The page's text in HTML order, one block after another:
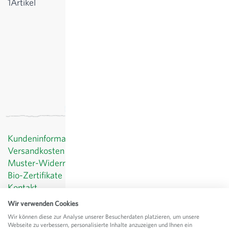
Kundeninformationen
Versandkosten
Muster-Widerrufsformular
Bio-Zertifikate
Kontakt
Datenschutz
AGB
Impressum
Wir verwenden Cookies
Wir können diese zur Analyse unserer Besucherdaten platzieren, um unsere
Webseite zu verbessern, personalisierte Inhalte anzuzeigen und Ihnen ein